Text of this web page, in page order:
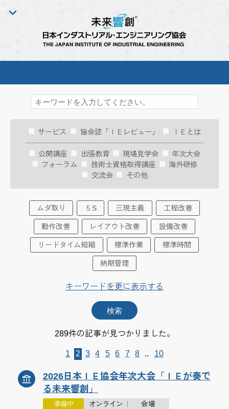
サービス 協会誌「ＩＥレビュー」 ＩＥとは
公開講座 出張教育 現場見学会
年次大会
フォーラム
技術士資格取得講座
海外研修
交流会
その他
ムダ取り ５S 三現主義 工程改善
動作改善 レイアウト改善 設備改善
リードタイム短縮 標準作業 標準時間
納期管理
キーワードを更に表示する
289件の記事が見つかりました。
1 2 3 4 5 6 7 8 .. 10
2026日本ＩＥ協会年次大会「ＩＥが奏で
る未来響創」
準備中 オンライン 会場